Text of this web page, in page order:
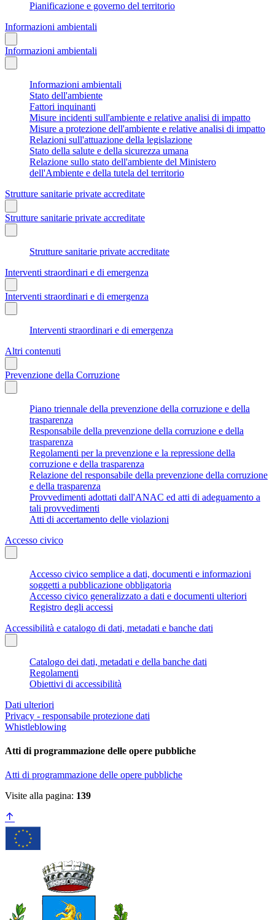
Pianificazione e governo del territorio
Informazioni ambientali
Informazioni ambientali
Informazioni ambientali
Stato dell'ambiente
Fattori inquinanti
Misure incidenti sull'ambiente e relative analisi di impatto
Misure a protezione dell'ambiente e relative analisi di impatto
Relazioni sull'attuazione della legislazione
Stato della salute e della sicurezza umana
Relazione sullo stato dell'ambiente del Ministero
dell'Ambiente e della tutela del territorio
Strutture sanitarie private accreditate
Strutture sanitarie private accreditate
Strutture sanitarie private accreditate
Interventi straordinari e di emergenza
Interventi straordinari e di emergenza
Interventi straordinari e di emergenza
Altri contenuti
Prevenzione della Corruzione
Piano triennale della prevenzione della corruzione e della
trasparenza
Responsabile della prevenzione della corruzione e della
trasparenza
Regolamenti per la prevenzione e la repressione della
corruzione e della trasparenza
Relazione del responsabile della prevenzione della corruzione
e della trasparenza
Provvedimenti adottati dall'ANAC ed atti di adeguamento a
tali provvedimenti
Atti di accertamento delle violazioni
Accesso civico
Accesso civico semplice a dati, documenti e informazioni
soggetti a pubblicazione obbligatoria
Accesso civico generalizzato a dati e documenti ulteriori
Registro degli accessi
Accessibilità e catalogo di dati, metadati e banche dati
Catalogo dei dati, metadati e della banche dati
Regolamenti
Obiettivi di accessibilità
Dati ulteriori
Privacy - responsabile protezione dati
Whistleblowing
Atti di programmazione delle opere pubbliche
Atti di programmazione delle opere pubbliche
Visite alla pagina: 139